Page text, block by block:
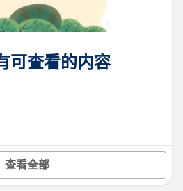
可查看的内容
查看全部